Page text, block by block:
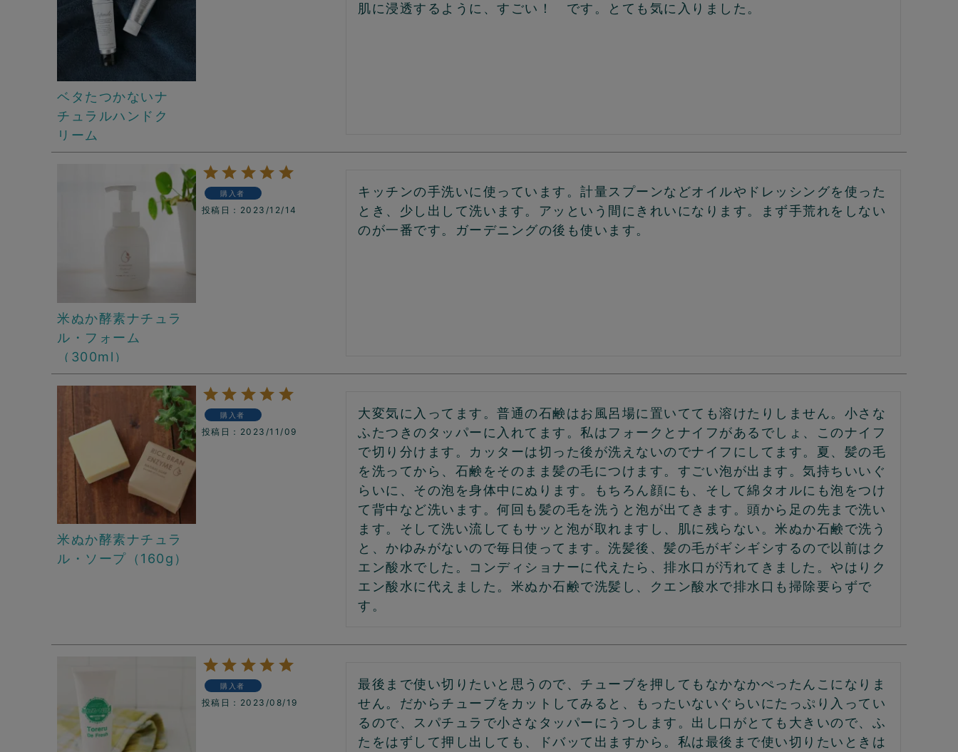
ベタたつかないナ
チュラルハンドク
リーム
肌に浸透するように、すごい！　です。とても気に入りました。
米ぬか酵素ナチュラ
ル・フォーム
（300ml）
購入者
投稿日 2023/12/14
キッチンの手洗いに使っています。計量スプーンなどオイルやドレッシングを使った
とき、少し出して洗います。アッという間にきれいになります。まず手荒れをしない
のが一番です。ガーデニングの後も使います。
米ぬか酵素ナチュラ
ル・ソープ（160g）
購入者
投稿日 2023/11/09
大変気に入ってます。普通の石鹸はお風呂場に置いてても溶けたりしません。小さな
ふたつきのタッパーに入れてます。私はフォークとナイフがあるでしょ、このナイフ
で切り分けます。カッターは切った後が洗えないのでナイフにしてます。夏、髪の毛
を洗ってから、石鹸をそのまま髪の毛につけます。すごい泡が出ます。気持ちいいぐ
らいに、その泡を身体中にぬります。もちろん顔にも、そして綿タオルにも泡をつけ
て背中など洗います。何回も髪の毛を洗うと泡が出てきます。頭から足の先まで洗い
ます。そして洗い流してもサッと泡が取れますし、肌に残らない。米ぬか石鹸で洗う
と、かゆみがないので毎日使ってます。洗髪後、髪の毛がギシギシするので以前はク
エン酸水でした。コンディショナーに代えたら、排水口が汚れてきました。やはりク
エン酸水に代えました。米ぬか石鹸で洗髪し、クエン酸水で排水口も掃除要らずで
す。
購入者
投稿日 2023/08/19
最後まで使い切りたいと思うので、チューブを押してもなかなかぺったんこになりま
せん。だからチューブをカットしてみると、もったいないぐらいにたっぷり入ってい
るので、スパチュラで小さなタッパーにうつします。出し口がとても大きいので、ふ
たをはずして押し出しても、ドバッて出ますから。私は最後まで使い切りたいときは